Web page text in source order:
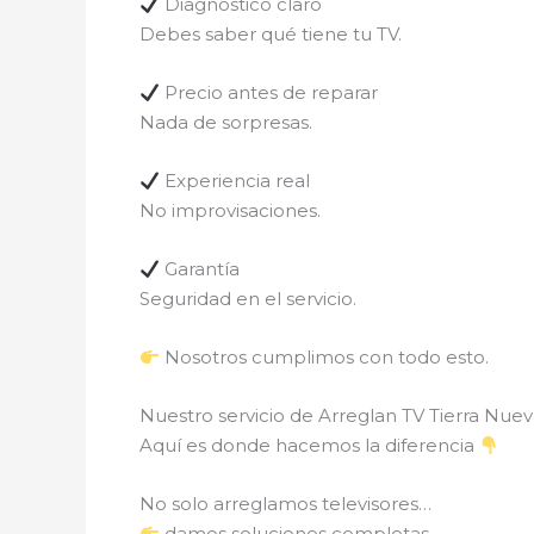
Debes saber qué tiene tu TV.
Precio antes de reparar
Nada de sorpresas.
Experiencia real
No improvisaciones.
Garantía
Seguridad en el servicio.
Nosotros cumplimos con todo esto.
Nuestro servicio de Arreglan TV Tierra
Aquí es donde hacemos la diferencia
No solo arreglamos televisores…